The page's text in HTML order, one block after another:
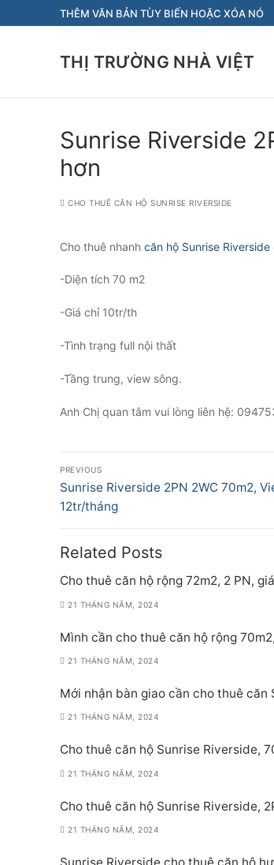
đến
THÊM VĂN BẢN TÙY BIẾN HOẶC XÓA NÓ
THỊ TRƯỜNG NHÀ VIỆT
Sunrise Riverside
hơn
CHO THUÊ CĂN HỘ SUNRISE RIVERSIDE
Cho thuê nhanh căn hộ Sunrise Riverside
-Diện tích 70 m2
-Giá chỉ 10tr/th
-Tình trạng full nội thất
-Tầng trung, view sông.
Anh Chị quan tâm vui lòng liên hệ:
Điều
hướng
bài
viết
PREVIOUS
Previous
post:
Sunrise Riverside 2PN 2WC 70m2,
12tr/tháng
Related Posts
Cho thuê căn hộ rộng 72m2, 2 PN,
21 THÁNG NĂM, 2024
Mình cần cho thuê căn hộ rộng
21 THÁNG NĂM, 2024
Mới nhận bàn giao cần cho thuê căn
21 THÁNG NĂM, 2024
Cho thuê căn hộ Sunrise Riverside,
21 THÁNG NĂM, 2024
Cho thuê căn hộ Sunrise Riverside,
21 THÁNG NĂM, 2024